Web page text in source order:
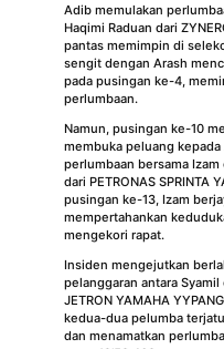
Adib memulakan
Haqimi Raduan dari
pantas memimpin di
sengit dengan Arash
pada pusingan ke-4,
perlumbaan.
Namun, pusingan ke-10
membuka peluang
perlumbaan bersama
dari PETRONAS SPRINTA
pusingan ke-13, Izam
mempertahankan
mengekori rapat.
Insiden mengejutkan
pelanggaran antara
JETRON YAMAHA
kedua-dua pelumba
dan menamatkan